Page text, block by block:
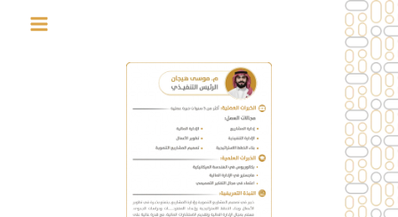
تخطي
إلى
المحتوى